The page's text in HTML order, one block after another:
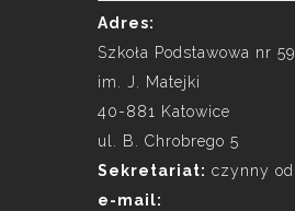
Adres:
Szkoła Podstawowa nr 59
im. J. Matejki
40-881 Katowice
ul. B. Chrobrego 5
Sekretariat: czynny
e-mail: